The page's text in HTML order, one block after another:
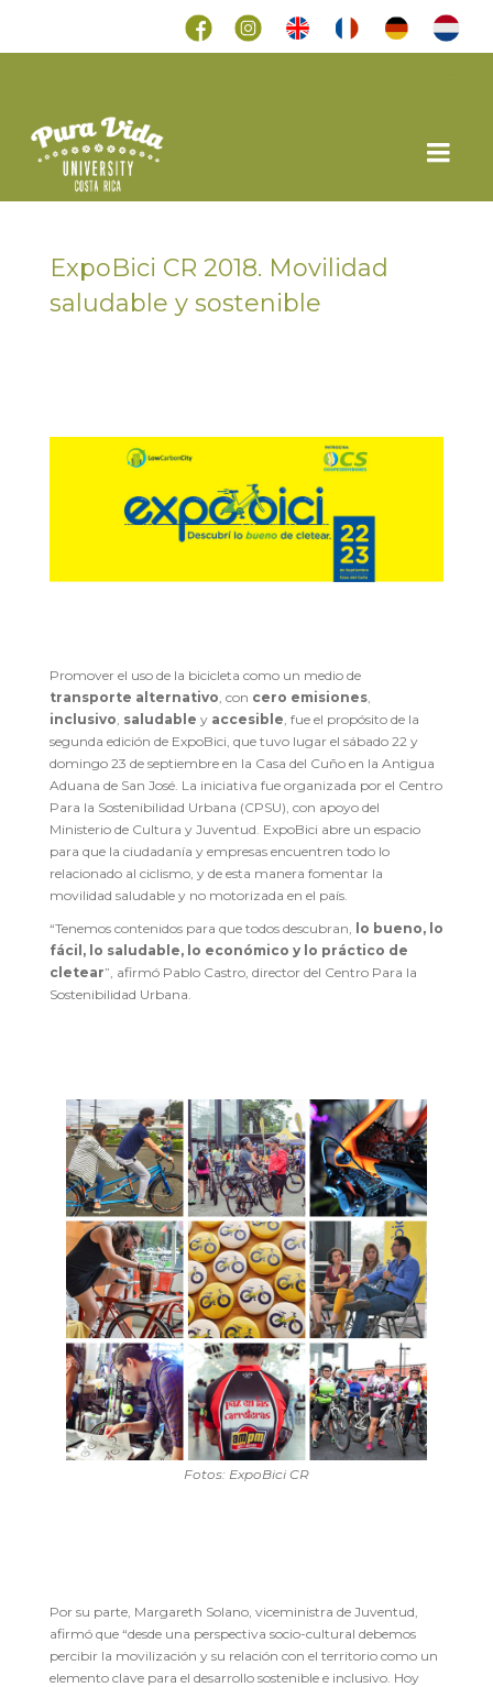
ExpoBici CR 2018. Movilidad
saludable y sostenible
Promover el uso de la bicicleta como un medio de
transporte alternativo , con cero emisiones
inclusivo saludable y accesible , fue el propósito de la
segunda edición de ExpoBici, que tuvo lugar el sábado 22 y
domingo 23 de septiembre en la Casa del Cuño en la Antigua
Aduana de San José. La iniciativa fue organizada por el Centro
Para la Sostenibilidad Urbana (CPSU), con apoyo del
Ministerio de Cultura y Juventud. ExpoBici abre un espacio
para que la ciudadanía y empresas encuentren todo lo
relacionado al ciclismo, y de esta manera fomentar la
movilidad saludable y no motorizada en el país.
“Tenemos contenidos para que todos descubran,
lo bueno, lo
fácil, lo saludable, lo económico y lo práctico de
cletear”, afirmó Pablo Castro, director del Centro Para la
Sostenibilidad Urbana.
Fotos: ExpoBici CR
Por su parte, Margareth Solano, viceministra de Juventud,
afirmó que “desde una perspectiva socio-cultural debemos
percibir la movilización y su relación con el territorio como un
elemento clave para el desarrollo sostenible e inclusivo. Hoy